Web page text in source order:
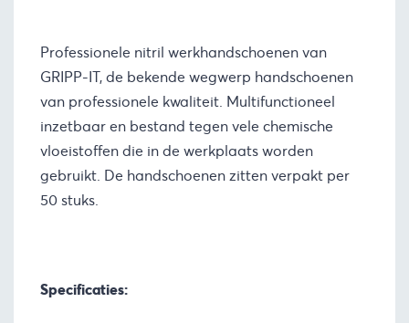
Professionele nitril werkhandschoenen van
GRIPP-IT, de bekende wegwerp handschoenen
van professionele kwaliteit. Multifunctioneel
inzetbaar en bestand tegen vele chemische
vloeistoffen die in de werkplaats worden
gebruikt. De handschoenen zitten verpakt per
50 stuks.
Specificaties: